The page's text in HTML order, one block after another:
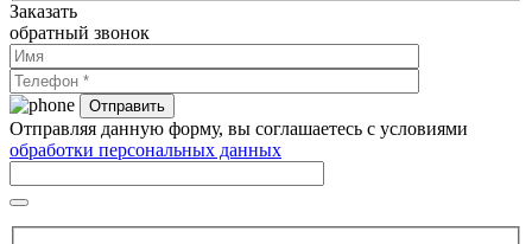
Заказать
обратный звонок
Отправляя данную форму, вы соглашаетесь с условиями
обработки персональных данных